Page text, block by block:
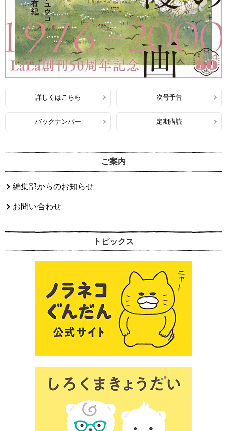
詳しくはこちら 次号予告
バックナンバー 定期購読
ご案内
編集部からのお知らせ
お問い合わせ
トピックス